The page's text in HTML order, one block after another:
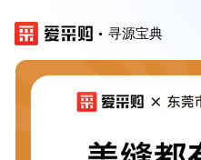
寻源宝典